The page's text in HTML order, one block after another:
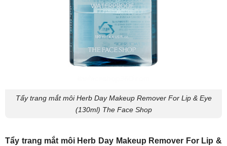
Tẩy trang mắt môi Herb Day Makeup Remover For Lip & Eye
(130ml) The Face Shop
Tẩy trang mắt môi Herb Day Makeup Remover For Lip &